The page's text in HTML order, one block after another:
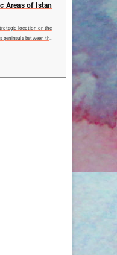
Areas of Istan
location on the
peninsula between the
and artistic ev